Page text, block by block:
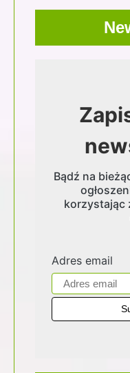
Bądź na
korzystając
Adres email